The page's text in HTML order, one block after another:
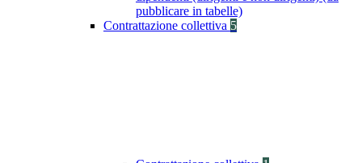
pubblicare in tabelle)
Contrattazione collettiva 5